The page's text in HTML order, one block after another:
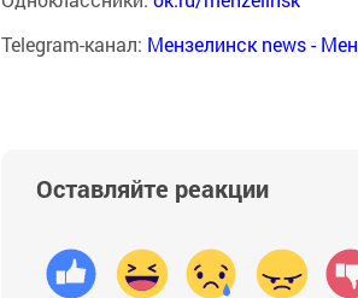
Telegram-канал: Мензелинск news -
Оставляйте реакции